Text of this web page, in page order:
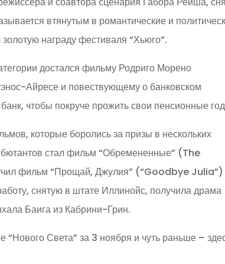
втянутым в романтические и
награду фестиваля “Хьюго”.
достался фильму Родриго Морено
Айресе и повествующему о банковском
чтобы покруче прожить свои пенсионные
которые боролись за призы в нескольких
стал фильм “Обремененные” (The
фильм “Прощай, Джулия” (“Goodbye Julia”)
снятую в штате Иллинойс, получила драма
Баига из Кабрини-Грин.
Света” за 3 ноября и чуть раньше –